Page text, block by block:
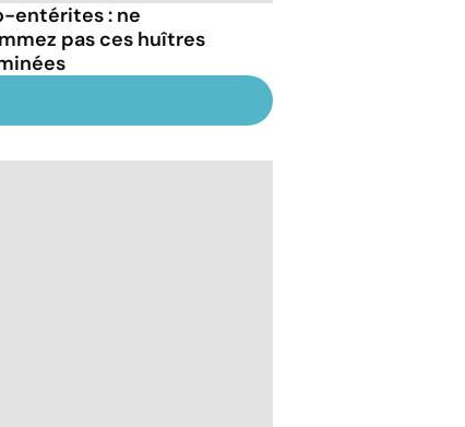
entérites : ne
pas ces huîtres